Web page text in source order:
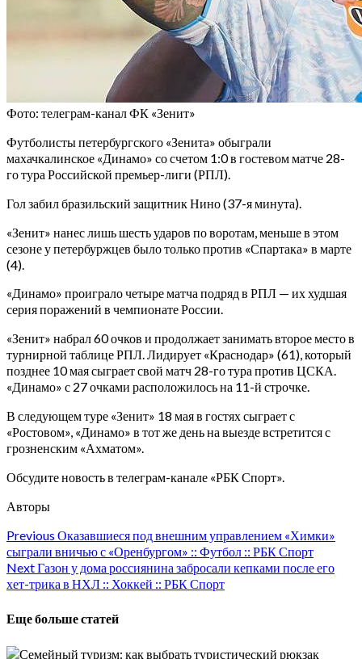
Фото: телеграм-канал ФК «Зенит»
Футболисты петербургского «Зенита» обыграли
махачкалинское «Динамо» со счетом 1:0 в гостевом матче 28-
го тура Российской премьер-лиги (РПЛ).
Гол забил бразильский защитник Нино (37-я минута).
«Зенит» нанес лишь шесть ударов по воротам, меньше в этом
сезоне у петербуржцев было только против «Спартака» в марте
(4).
«Динамо» проиграло четыре матча подряд в РПЛ — их худшая
серия поражений в чемпионате России.
«Зенит» набрал 60 очков и продолжает занимать второе место в
турнирной таблице РПЛ. Лидирует «Краснодар» (61), который
позднее 10 мая сыграет свой матч 28-го тура против ЦСКА.
«Динамо» с 27 очками расположилось на 11-й строчке.
В следующем туре «Зенит» 18 мая в гостях сыграет с
«Ростовом», «Динамо» в тот же день на выезде встретится с
грозненским «Ахматом».
Обсудите новость в телеграм-канале «РБК Спорт».
Авторы
Continue
Reading
Previous Оказавшиеся под внешним управлением «Химки»
сыграли вничью с «Оренбургом» :: Футбол :: РБК Спорт
NextГазон у дома россиянина забросали кепками после его
хет-трика в НХЛ :: Хоккей :: РБК Спорт
Еще больше статей